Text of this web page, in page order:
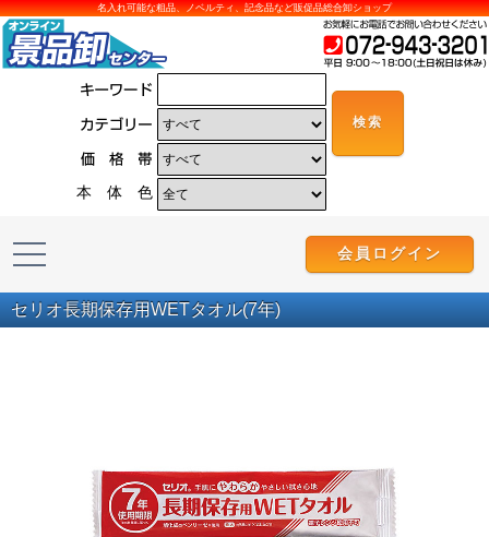
名入れ可能な粗品、ノベルティ、記念品など販促品総合卸ショップ
本 体 色
会員ログイン
セリオ長期保存用WETタオル(7年)